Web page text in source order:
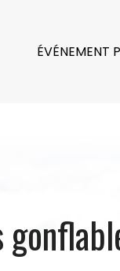
ÉVÉNEMENT